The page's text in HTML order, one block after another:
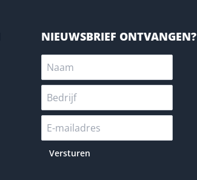
NIEUWSBRIEF ONTVANGEN?
Versturen